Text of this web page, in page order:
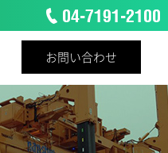
お問い合わせ